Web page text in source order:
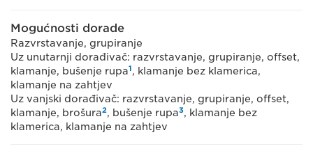
Mogućnosti dorade
Razvrstavanje, grupiranje
Uz unutarnji dorađivač: razvrstavanje, grupiranje, offset,
klamanje, bušenje rupa1, klamanje bez klamerica,
klamanje na zahtjev
Uz vanjski dorađivač: razvrstavanje, grupiranje, offset,
klamanje, brošura2, bušenje rupa3, klamanje bez
klamerica, klamanje na zahtjev